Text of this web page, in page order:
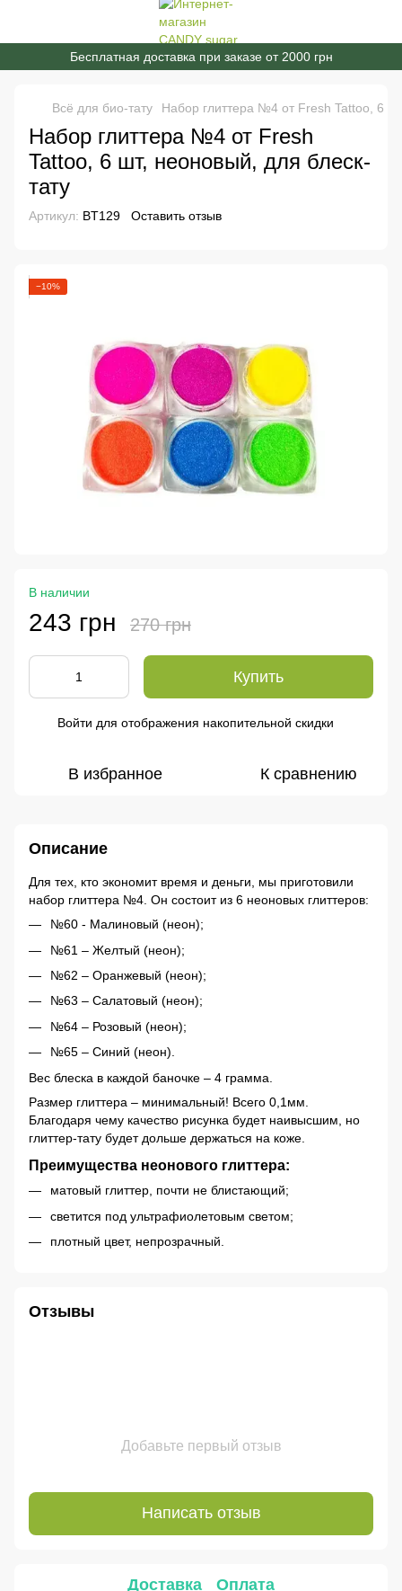
Бесплатная доставка при заказе от 2000 грн
Всё для био-тату Набор глиттера №4 от Fresh Tattoo, 6
Набор глиттера №4 от Fresh
Tattoo, 6 шт, неоновый, для блеск-
тату
Артикул: BT129 Оставить отзыв
−10%
В наличии
243 грн 270 грн
Купить
Войти для отображения накопительной скидки
В избранное К сравнению
Описание
Для тех, кто экономит время и деньги, мы приготовили
набор глиттера №4. Он состоит из 6 неоновых глиттеров:
№60 - Малиновый (неон);
№61 – Желтый (неон);
№62 – Оранжевый (неон);
№63 – Салатовый (неон);
№64 – Розовый (неон);
№65 – Синий (неон).
Вес блеска в каждой баночке – 4 грамма.
Размер глиттера – минимальный! Всего 0,1мм.
Благодаря чему качество рисунка будет наивысшим, но
глиттер-тату будет дольше держаться на коже.
Преимущества неонового глиттера:
матовый глиттер, почти не блистающий;
светится под ультрафиолетовым светом;
плотный цвет, непрозрачный.
Отзывы
Добавьте первый отзыв
Написать отзыв
Доставка Оплата